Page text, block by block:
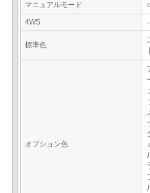
マニュアルモード
4WS -
標準色
オプション色